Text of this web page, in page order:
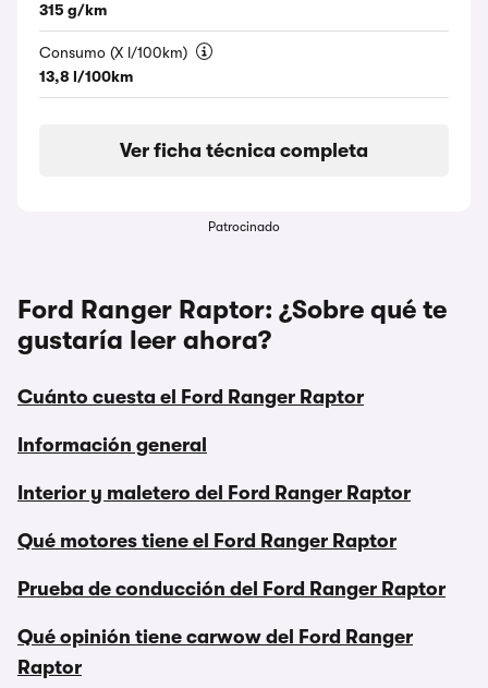
315 g/km
Consumo (X l/100km)
13,8 l/100km
Ver ficha técnica completa
Patrocinado
Ford Ranger Raptor: ¿Sobre qué te
gustaría leer ahora?
Cuánto cuesta el Ford Ranger Raptor
Información general
Interior y maletero del Ford Ranger Raptor
Qué motores tiene el Ford Ranger Raptor
Prueba de conducción del Ford Ranger Raptor
Qué opinión tiene carwow del Ford Ranger
Raptor